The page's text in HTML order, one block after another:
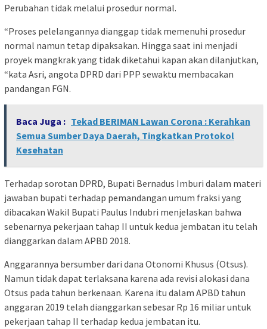
Perubahan tidak melalui prosedur normal.
“Proses pelelangannya dianggap tidak memenuhi prosedur
normal namun tetap dipaksakan. Hingga saat ini menjadi
proyek mangkrak yang tidak diketahui kapan akan dilanjutkan,
“kata Asri, angota DPRD dari PPP sewaktu membacakan
pandangan FGN.
Baca Juga : Tekad BERIMAN Lawan Corona : Kerahkan
Semua Sumber Daya Daerah, Tingkatkan Protokol
Kesehatan
Terhadap sorotan DPRD, Bupati Bernadus Imburi dalam materi
jawaban bupati terhadap pemandangan umum fraksi yang
dibacakan Wakil Bupati Paulus Indubri menjelaskan bahwa
sebenarnya pekerjaan tahap II untuk kedua jembatan itu telah
dianggarkan dalam APBD 2018.
Anggarannya bersumber dari dana Otonomi Khusus (Otsus).
Namun tidak dapat terlaksana karena ada revisi alokasi dana
Otsus pada tahun berkenaan. Karena itu dalam APBD tahun
anggaran 2019 telah dianggarkan sebesar Rp 16 miliar untuk
pekerjaan tahap II terhadap kedua jembatan itu.